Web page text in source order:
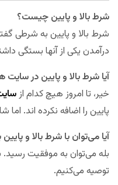
شرط بالا و پایین چیست؟
شرط بالا و پایین به شرطی
درآمدن یکی از آنها بستگی
آیا شرط بالا و پایین در
خیر، تا امروز هیچ کدام از
پایین را اضافه نکرده اند.
آیا می‌توان با شرط بالا و
بله می‌توان به موفقیت
توصیه می‌کنیم.